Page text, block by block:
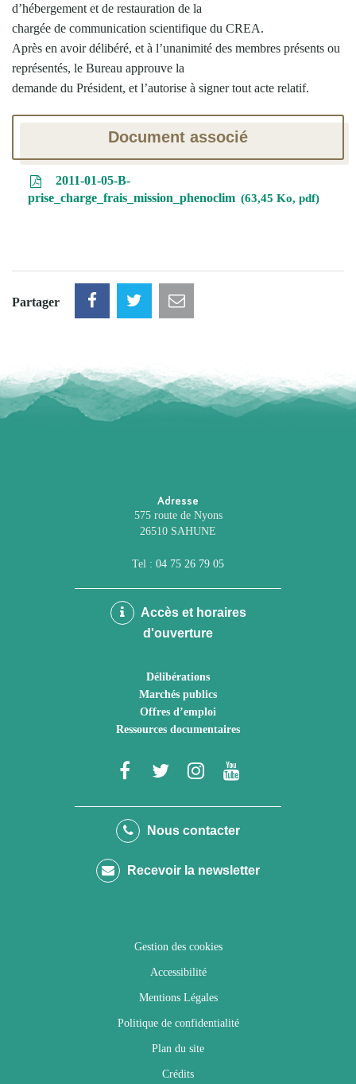
d’hébergement et de restauration de la
chargée de communication scientifique du CREA.
Après en avoir délibéré, et à l’unanimité des membres présents ou
représentés, le Bureau approuve la
demande du Président, et l’autorise à signer tout acte relatif.
Document associé
2011-01-05-B-
prise_charge_frais_mission_phenoclim
63,45 Ko, pdf
Partager
Adresse
575 route de Nyons
26510 SAHUNE
Tel : 04 75 26 79 05
Accès et horaires
d'ouverture
Délibérations
Marchés publics
Offres d’emploi
Ressources documentaires
Lien
le
Facebook
Lien
le
Twitter
Lien
le
Instagram
Youtube
Nous contacter
Recevoir la newsletter
Gestion des cookies
Accessibilité
Mentions Légales
Politique de confidentialité
Plan du site
Crédits